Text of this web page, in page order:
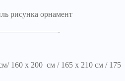
рисунка орнамент
160 х 200 см / 165 х 210 см / 175